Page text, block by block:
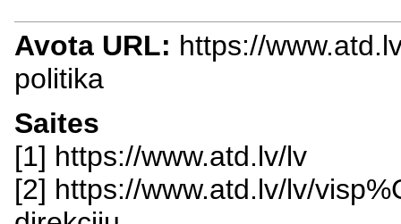
Avota URL: https://
politika
Saites
[1] https://www.atd.lv/lv
[2] https://www.atd.lv/lv/